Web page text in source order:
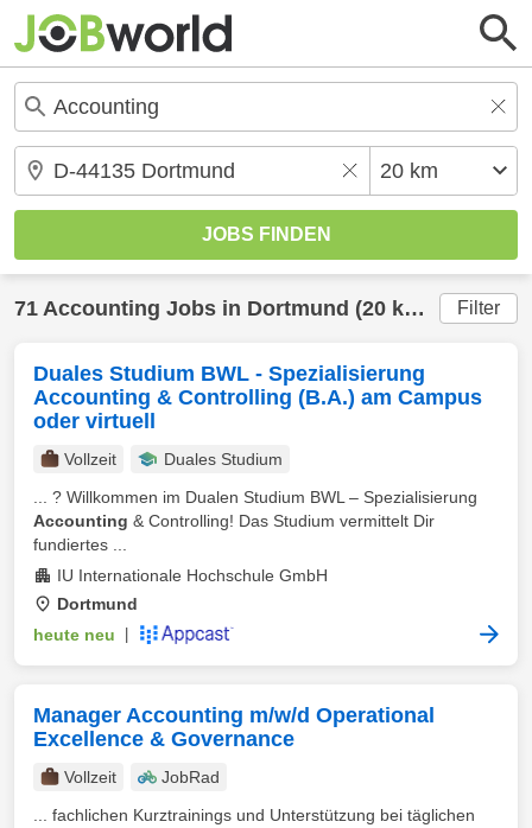
71 Accounting Jobs in Dortmund (20 km) gefunden Filter
Duales Studium BWL - Spezialisierung
Accounting & Controlling (B.A.) am Campus
oder virtuell
Vollzeit
Duales Studium
... ? Willkommen im Dualen Studium BWL – Spezialisierung
Accounting & Controlling! Das Studium vermittelt Dir
fundiertes ...
IU Internationale Hochschule GmbH
Dortmund
heute neu
Manager Accounting m/w/d Operational
Excellence & Governance
Vollzeit
JobRad
... fachlichen Kurztrainings und Unterstützung bei täglichen